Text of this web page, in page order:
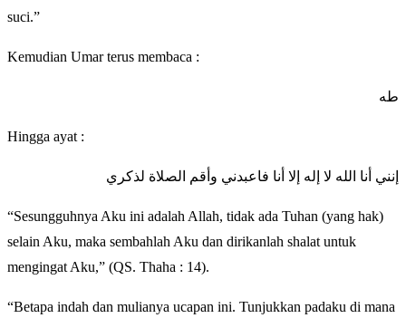
suci.”
Kemudian Umar terus membaca :
طه
Hingga ayat :
إنني أنا الله لا إله إلا أنا فاعبدني وأقم الصلاة لذكري
“Sesungguhnya Aku ini adalah Allah, tidak ada Tuhan (yang hak)
selain Aku, maka sembahlah Aku dan dirikanlah shalat untuk
mengingat Aku,” (QS. Thaha : 14).
“Betapa indah dan mulianya ucapan ini. Tunjukkan padaku di mana